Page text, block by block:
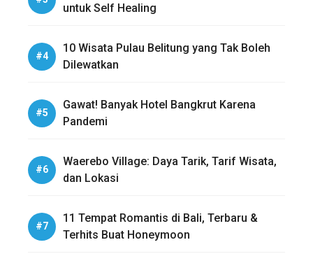
untuk Self Healing
10 Wisata Pulau Belitung yang Tak Boleh
Dilewatkan
Gawat! Banyak Hotel Bangkrut Karena
Pandemi
Waerebo Village: Daya Tarik, Tarif Wisata,
dan Lokasi
11 Tempat Romantis di Bali, Terbaru &
Terhits Buat Honeymoon